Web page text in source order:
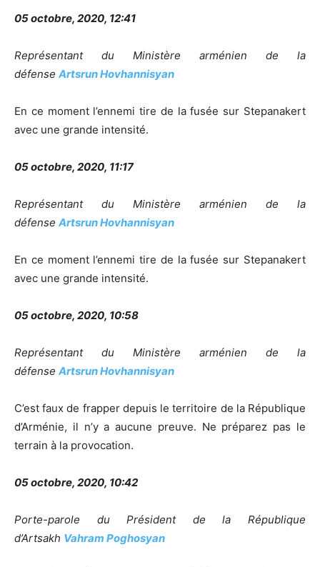
05 octobre, 2020, 12:41
Représentant du Ministère arménien de la
défense Artsrun Hovhannisyan
En ce moment l’ennemi tire de la fusée sur Stepanakert
avec une grande intensité.
05 octobre, 2020, 11:17
Représentant du Ministère arménien de la
défense Artsrun Hovhannisyan
En ce moment l’ennemi tire de la fusée sur Stepanakert
avec une grande intensité.
05 octobre, 2020, 10:58
Représentant du Ministère arménien de la
défense Artsrun Hovhannisyan
C’est faux de frapper depuis le territoire de la République
d’Arménie, il n’y a aucune preuve. Ne préparez pas le
terrain à la provocation.
05 octobre, 2020, 10:42
Porte-parole du Président de la République
d’Artsakh Vahram Poghosyan